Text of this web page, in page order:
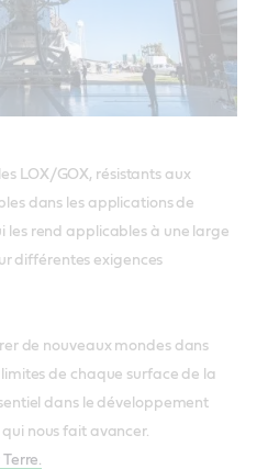
LOX/GOX, résistants aux
dans les applications de
les rend applicables à une large
différentes exigences
de nouveaux mondes dans
limites de chaque surface de la
dans le développement
nous fait avancer.